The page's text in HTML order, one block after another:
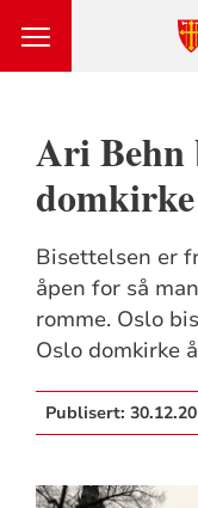
Ari Behn
domkirke
Bisettelsen er
åpen for så
romme. Oslo
Oslo domkirke
Publisert: